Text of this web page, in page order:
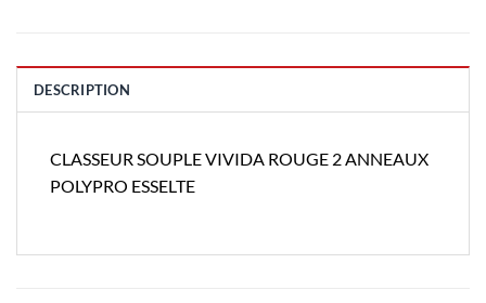
DESCRIPTION
CLASSEUR SOUPLE VIVIDA ROUGE 2 ANNEAUX
POLYPRO ESSELTE